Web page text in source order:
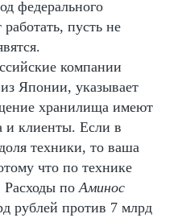
федерального
пусть не
компании
Японии, указывает
хранилища имеют
и клиенты. Если в
техники, то ваша
что по технике
Расходы по Аминос
рублей против 7 млрд